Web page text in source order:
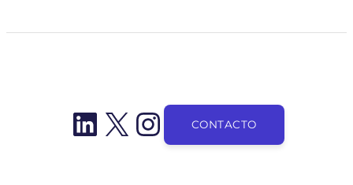
LinkedIn
X Instagram
CONTACTO